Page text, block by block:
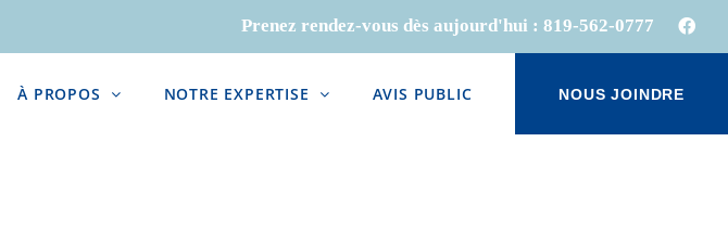
Prenez rendez-vous dès aujourd'hui :819-562-0777
À PROPOS NOTRE EXPERTISE AVIS PUBLIC NOUS JOINDRE